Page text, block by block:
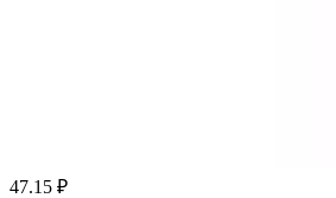
47.15 ₽